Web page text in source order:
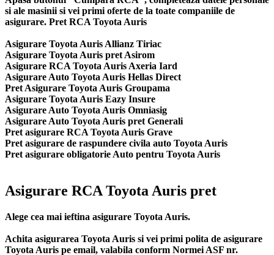
si ale masinii si vei primi oferte de la toate companiile de
asigurare. Pret RCA Toyota Auris
Asigurare Toyota Auris Allianz Tiriac
Asigurare Toyota Auris pret Asirom
Asigurare RCA Toyota Auris Axeria Iard
Asigurare Auto Toyota Auris Hellas Direct
Pret Asigurare Toyota Auris Groupama
Asigurare Toyota Auris Eazy Insure
Asigurare Auto Toyota Auris Omniasig
Asigurare Auto Toyota Auris pret Generali
Pret asigurare RCA Toyota Auris Grave
Pret asigurare de raspundere civila auto Toyota Auris
Pret asigurare obligatorie Auto pentru Toyota Auris
Asigurare RCA Toyota Auris pret
Alege cea mai ieftina asigurare Toyota Auris.
Achita asigurarea Toyota Auris si vei primi polita de asigurare
Toyota Auris pe email, valabila conform Normei ASF nr.